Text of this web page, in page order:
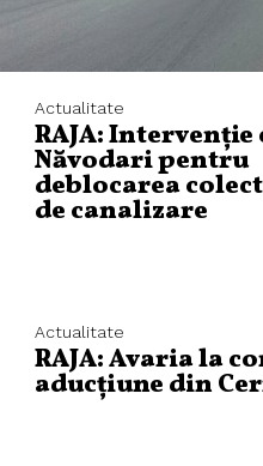
Actualitate
RAJA:
Năvodari pentru
deblocarea
de canalizare
Actualitate
RAJA: Avaria la
aducțiune din